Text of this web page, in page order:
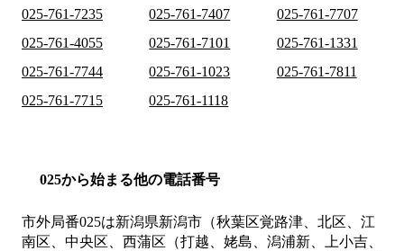
025-761-7235
025-761-7407
025-761-7707
025-761-4055
025-761-7101
025-761-1331
025-761-7744
025-761-1023
025-761-7811
025-761-7715
025-761-1118
025から始まる他の電話番号
市外局番025は新潟県新潟市（秋葉区覚路津、北区、江
南区、中央区、西蒲区（打越、姥島、潟浦新、上小吉、